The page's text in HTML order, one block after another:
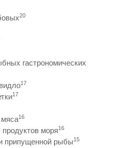
20
гастрономических
17
17
мяса16
моря16
припущенной рыбы15